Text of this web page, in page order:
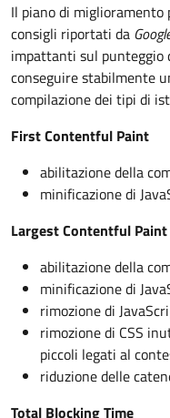
Il piano di
consigli riportati da
impattanti sul punteggio
conseguire stabilmente
compilazione dei tipi di
First Contentful Paint
abilitazione della
minificazione di
Largest Contentful Paint
abilitazione della
minificazione di
rimozione di
rimozione di CSS
piccoli legati al
riduzione delle
Total Blocking Time